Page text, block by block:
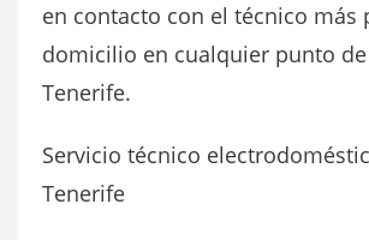
en contacto con el técnico más
domicilio en cualquier punto
Tenerife.
Servicio técnico
Tenerife